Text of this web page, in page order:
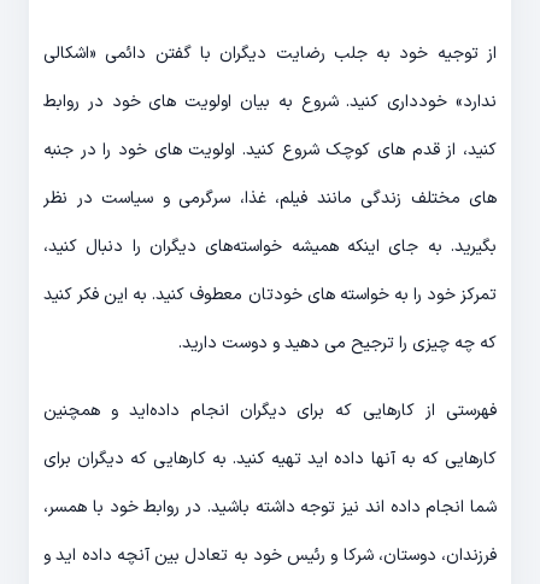
از توجیه خود به جلب رضایت دیگران با گفتن دائمی «اشکالی
ندارد» خودداری کنید. شروع به بیان اولویت های خود در روابط
کنید، از قدم های کوچک شروع کنید. اولویت های خود را در جنبه
های مختلف زندگی مانند فیلم، غذا، سرگرمی و سیاست در نظر
بگیرید. به جای اینکه همیشه خواسته‌های دیگران را دنبال کنید،
تمرکز خود را به خواسته های خودتان معطوف کنید. به این فکر کنید
که چه چیزی را ترجیح می دهید و دوست دارید.
فهرستی از کارهایی که برای دیگران انجام داده‌اید و همچنین
کارهایی که به آنها داده اید تهیه کنید. به کارهایی که دیگران برای
شما انجام داده اند نیز توجه داشته باشید. در روابط خود با همسر،
فرزندان، دوستان، شرکا و رئیس خود به تعادل بین آنچه داده اید و